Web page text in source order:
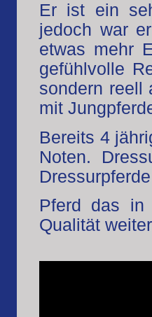
Er ist ein
jedoch war
etwas mehr
gefühlvolle
sondern reell
mit
Bereits 4
Noten.
Pferd das in
Qualität